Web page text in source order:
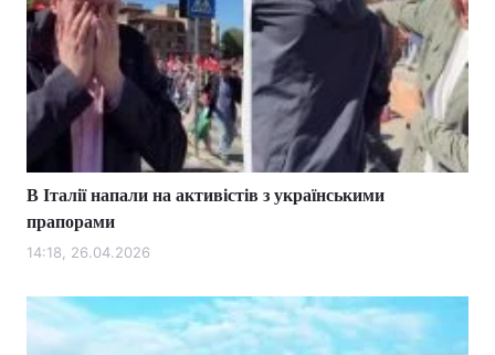
Відео з Youtube Статті
Інтерв'ю Думки
Архів Вакансії
В Італії напали на активістів з українськими
прапорами
14:18, 26.04.2026